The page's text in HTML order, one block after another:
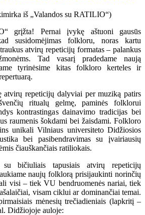
grįžta! Pernai įvykę aštuoni gausūs
susidomėjimas folkloru, noras kartu
atvirų repeticijų formatas – palankus
Tad vasarį pradedame naują
tyrinėsime kitas folkloro kerteles ir
atvirų repeticijų dalyviai per muziką patirs
ritualų gelmę, paminės folklorui
kontrastingas dainavimo tradicijas bei
raumenis šokdami bei žaisdami. Folkloro
unikali Vilniaus universiteto Didžiosios
bei pasibendravimas su įvairiausių
čiauškančiais ratiliokais.
bičiuliais tapusiais atvirų repeticijų
naujų folklorą prisijaukinti norinčių
visi – tiek VU bendruomenės nariai, tiek
visam ciklui ar dominančiai temai.
mėnesių trečiadieniais (lapkritį –
Didžiojoje auloje: